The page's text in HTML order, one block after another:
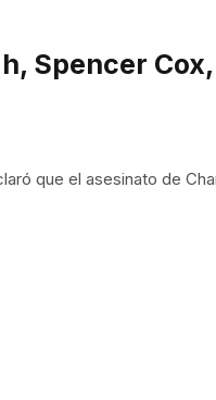
Spencer
que el asesinato de